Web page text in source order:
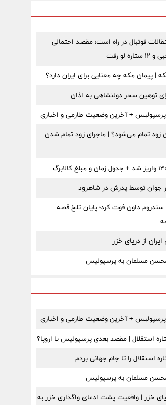
فوتبال در راه است؛ مقصد احتمالی
لو رفت
| پیمان مکه چه معنایی برای ایران دارد؟
توهین سحر دولتشاهی به اذان
+ آخرین وضعیت طارمی و اخباری
زود تمام می‌شود؟ | ماجرای زود تمام شدن
جوان توسط پدرش در شاهرود
داون فوت کرد؛ پایان تلخ قصه
از دریای خزر
مسلمان به پرسپولیس
+ آخرین وضعیت طارمی و اخباری
استقلال | مقصد بعدی پرسپولیس یا اروپا؟
استقلال را تا جام جهانی بردم
مسلمان به پرسپولیس
خزر | واقعیت پشت ادعای واگذاری خزر به